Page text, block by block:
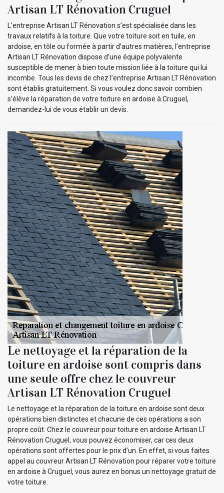
Artisan LT Rénovation Cruguel
L’entreprise Artisan LT Rénovation s’est spécialisée dans les
travaux relatifs à la toiture. Que votre toiture soit en tuile, en
ardoise, en tôle ou formée à partir d’autres matières, l’entreprise
Artisan LT Rénovation dispose d’une équipe polyvalente
susceptible de mener à bien toute mission liée à la toiture qui lui
incombe. Tous les devis de chez l’entreprise Artisan LT Rénovation
sont établis gratuitement. Si vous voulez donc savoir combien
s’élève la réparation de votre toiture en ardoise à Cruguel,
demandez-lui de vous établir un devis.
Le nettoyage et la réparation de la
toiture en ardoise sont compris dans
une seule offre chez le couvreur
Artisan LT Rénovation Cruguel
Le nettoyage et la réparation de la toiture en ardoise sont deux
opérations bien distinctes et chacune de ces opérations a son
propre coût. Chez le couvreur pour toiture en ardoise Artisan LT
Rénovation Cruguel, vous pouvez économiser, car ces deux
opérations sont offertes pour le prix d’un. En effet, si vous faites
appel au couvreur Artisan LT Rénovation pour réparer votre toiture
en ardoise à Cruguel, vous aurez en bonus un nettoyage gratuit de
votre toiture.